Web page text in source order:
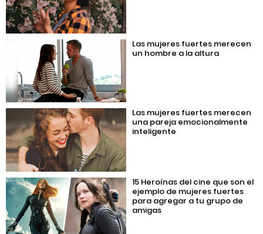
Las mujeres fuertes merecen
un hombre a la altura
Las mujeres fuertes merecen
una pareja emocionalmente
inteligente
15 Heroínas del cine que son el
ejemplo de mujeres fuertes
para agregar a tu grupo de
amigas